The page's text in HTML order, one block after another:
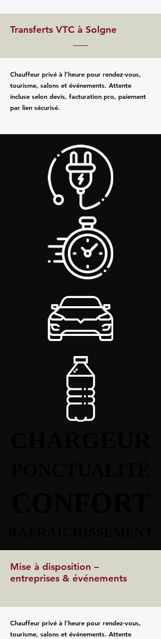
Transferts VTC à Solgne
Chauffeur privé à l’heure pour rendez‑vous,
tourisme, salons et événements. Attente
incluse selon devis, facturation pro, paiement
par lien sécurisé.
Mise à disposition –
entreprises & événements
Chauffeur privé à l’heure pour rendez‑vous,
tourisme, salons et événements. Attente